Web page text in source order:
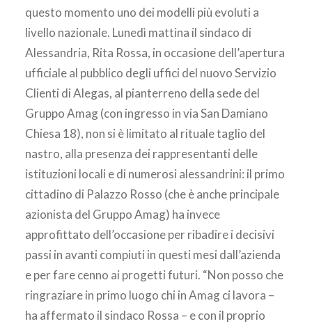
questo momento uno dei modelli più evoluti a
livello nazionale. Lunedì mattina il sindaco di
Alessandria, Rita Rossa, in occasione dell’apertura
ufficiale al pubblico degli uffici del nuovo Servizio
Clienti di Alegas, al pianterreno della sede del
Gruppo Amag (con ingresso in via San Damiano
Chiesa 18), non si è limitato al rituale taglio del
nastro, alla presenza dei rappresentanti delle
istituzioni locali e di numerosi alessandrini: il primo
cittadino di Palazzo Rosso (che è anche principale
azionista del Gruppo Amag) ha invece
approfittato dell’occasione per ribadire i decisivi
passi in avanti compiuti in questi mesi dall’azienda
e per fare cenno ai progetti futuri. “Non posso che
ringraziare in primo luogo chi in Amag ci lavora –
ha affermato il sindaco Rossa – e con il proprio